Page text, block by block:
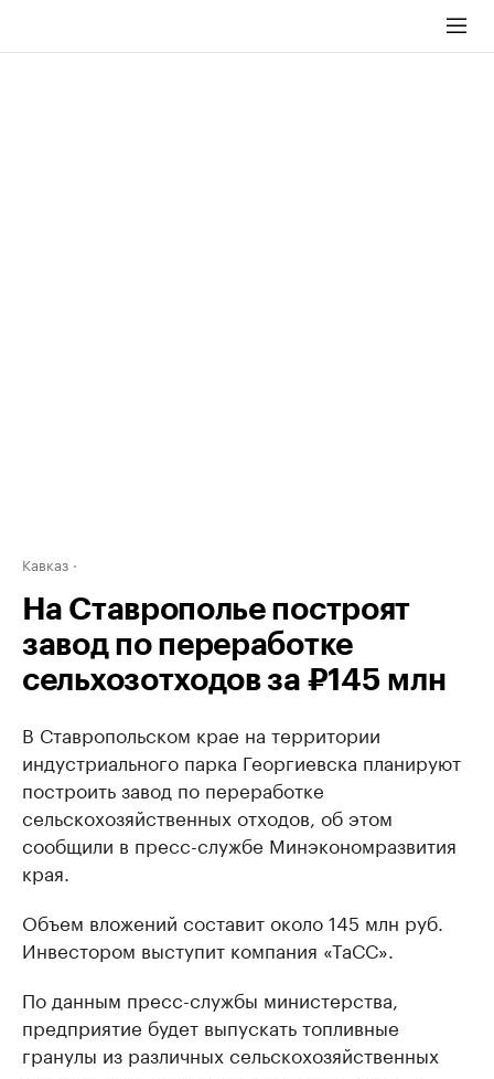
Кавказ
На Ставрополье построят
завод по переработке
сельхозотходов за ₽145 млн
В Ставропольском крае на территории
индустриального парка Георгиевска планируют
построить завод по переработке
сельскохозяйственных отходов, об этом
сообщили в пресс-службе Минэкономразвития
края.
Объем вложений составит около 145 млн руб.
Инвестором выступит компания «ТаСС».
По данным пресс-службы министерства,
предприятие будет выпускать топливные
гранулы из различных сельскохозяйственных